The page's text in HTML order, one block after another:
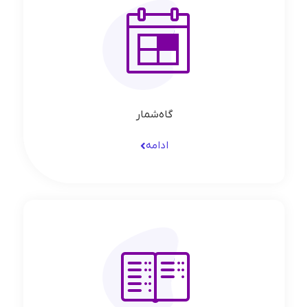
گاه‌شمار
ادامه